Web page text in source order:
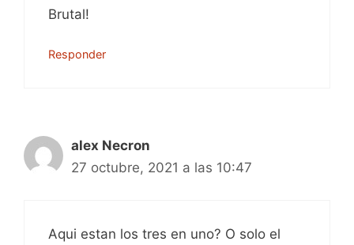
Brutal!
Responder
alex Necron
27 octubre, 2021 a las 10:47
Aqui estan los tres en uno? O solo el